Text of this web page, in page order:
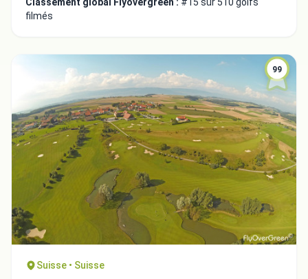
Classement global Flyovergreen : #15 sur 510 golfs
filmés
99
Suisse • Suisse
Fermer